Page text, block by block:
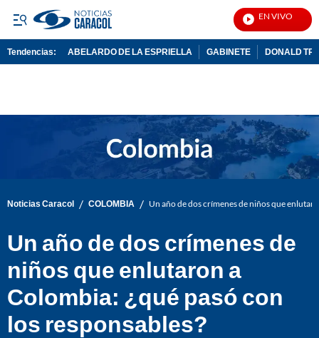
EN VIVO
Tendencias: ABELARDO DE LA ESPRIELLA GABINETE DONALD
Noticias Caracol / COLOMBIA / Un año de dos crímenes de niños que
Un año de dos crímenes de
niños que enlutaron a
Colombia: ¿qué pasó con
los responsables?